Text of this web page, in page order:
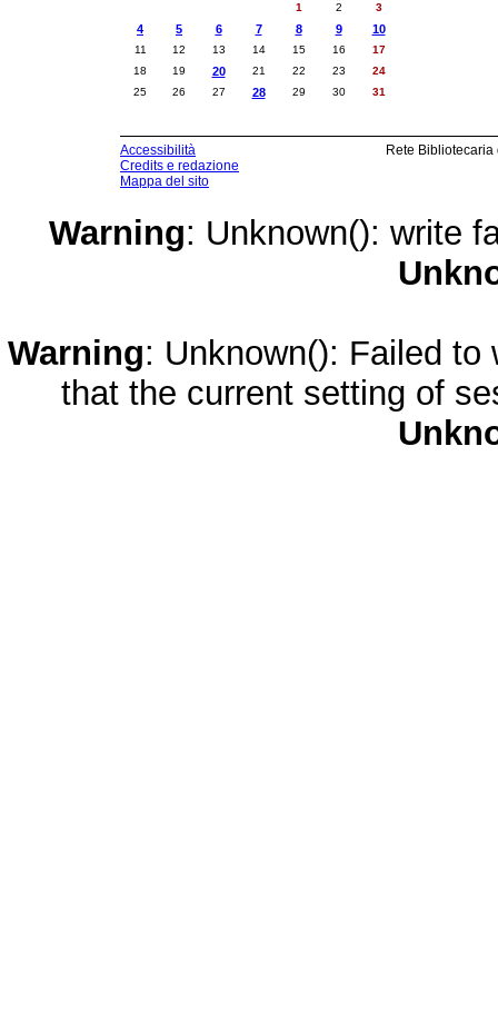
1
2 3
4 5 6 7 8 9 10
11 12 13 14 15 16
17
18
19 20 21 22 23
24
25
26 27 28 29 30 31
Accessibilità
Credits e redazione
Mappa del sito
Rete
Warning: Unknown(): write
Warning: Unknown(): Failed
that the current setting of